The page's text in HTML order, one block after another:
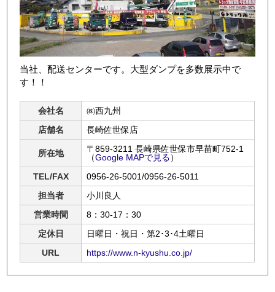
当社、配送センターです。大型ダンプを多数展示中で
す！！
会社名
㈱西九州
店舗名
長崎佐世保店
所在地
〒859-3211 長崎県佐世保市早苗町752-1
（Google MAPで見る）
TEL/FAX
0956-26-5001/0956-26-5011
担当者
小川良人
営業時間
8：30-17：30
定休日
日曜日・祝日・第2･3･4土曜日
URL
https://www.n-kyushu.co.jp/